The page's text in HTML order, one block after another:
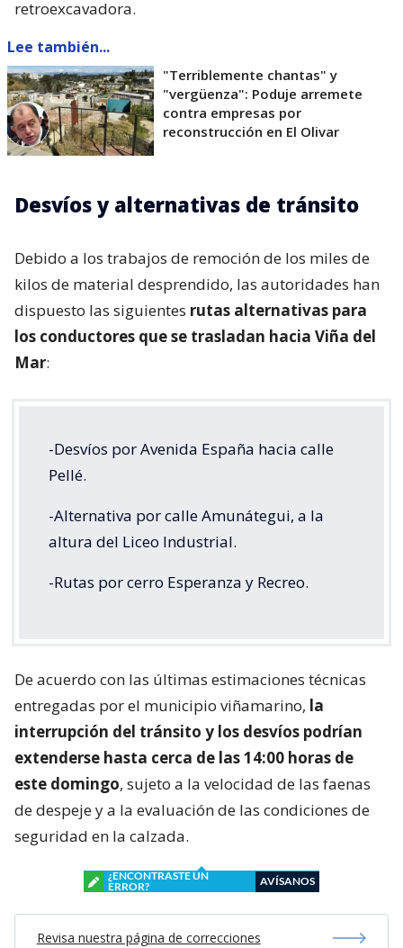
retroexcavadora.
Lee también...
"Terriblemente chantas" y
"vergüenza": Poduje arremete
contra empresas por
reconstrucción en El Olivar
Desvíos y alternativas de tránsito
Debido a los trabajos de remoción de los miles de
kilos de material desprendido, las autoridades han
dispuesto las siguientes rutas alternativas para
los conductores que se trasladan hacia Viña del
Mar:
-Desvíos por Avenida España hacia calle
Pellé.
-Alternativa por calle Amunátegui, a la
altura del Liceo Industrial.
-Rutas por cerro Esperanza y Recreo.
De acuerdo con las últimas estimaciones técnicas
entregadas por el municipio viñamarino, la
interrupción del tránsito y los desvíos podrían
extenderse hasta cerca de las 14:00 horas de
este domingo, sujeto a la velocidad de las faenas
de despeje y a la evaluación de las condiciones de
seguridad en la calzada.
¿ENCONTRASTE UN
ERROR?
AVÍSANOS
Revisa nuestra página de correcciones